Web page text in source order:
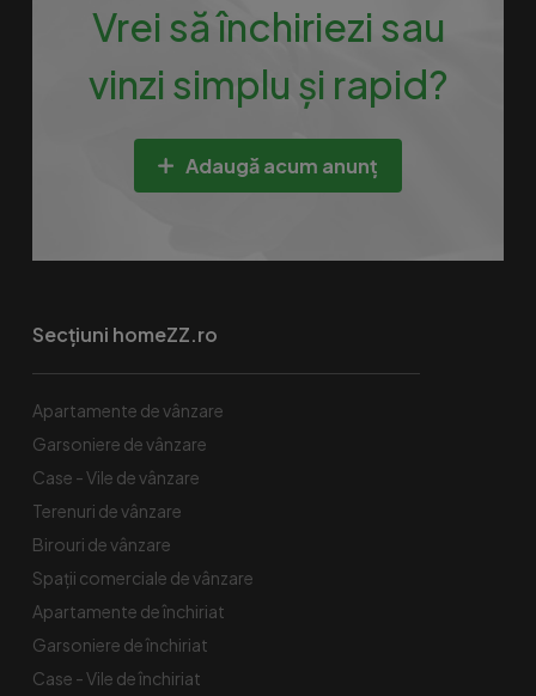
Vrei să închiriezi sau
vinzi simplu și rapid?
Adaugă acum anunț
Secțiuni homeZZ.ro
Apartamente de vânzare
Garsoniere de vânzare
Case - Vile de vânzare
Terenuri de vânzare
Birouri de vânzare
Spaţii comerciale de vânzare
Apartamente de închiriat
Garsoniere de închiriat
Case - Vile de închiriat